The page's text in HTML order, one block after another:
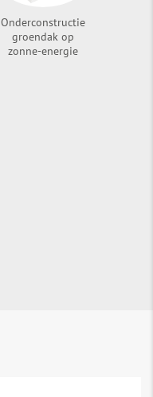
Onderconstructie
groendak op
zonne-energie